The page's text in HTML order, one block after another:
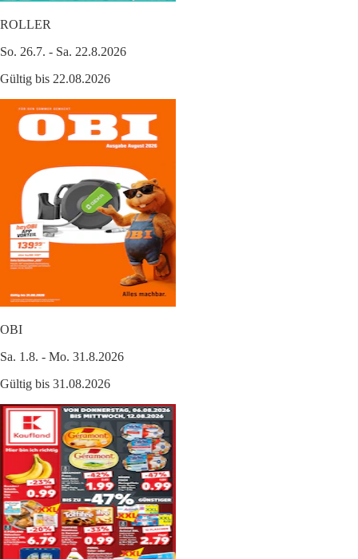
ROLLER
So. 26.7. - Sa. 22.8.2026
Gültig bis 22.08.2026
OBI
Sa. 1.8. - Mo. 31.8.2026
Gültig bis 31.08.2026